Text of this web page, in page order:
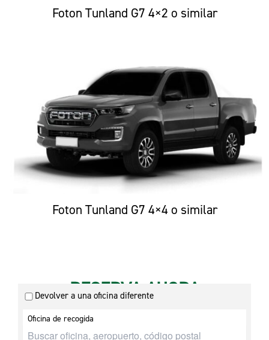
Foton Tunland G7 4×2 o similar
Foton Tunland G7 4×4 o similar
RESERVA AHORA
Devolver a una oficina diferente
Oficina de recogida